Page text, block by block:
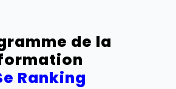
de la
Ranking